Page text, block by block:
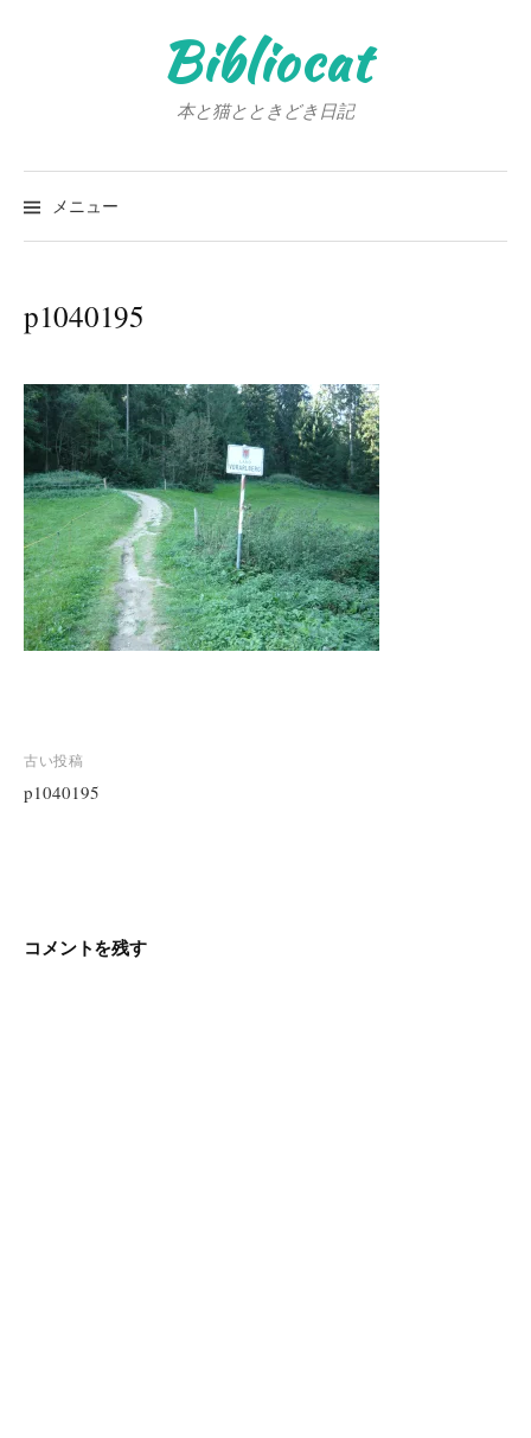
キ
Bibliocat
本と猫とときどき日記
メニュー
検
p1040195
投
稿
ョ
古い投稿
p1040195
コメントを残す